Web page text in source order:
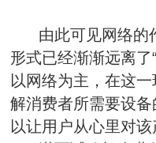
由此可见网络的
形式已经渐渐远离
以网络为主，在这
解消费者所需要设
以让用户从心里对